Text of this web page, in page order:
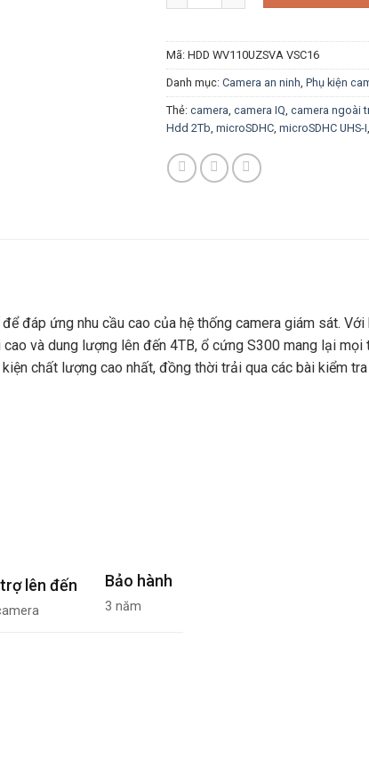
Mã: HDD WV110UZSVA VSC16
Danh mục: Camera an ninh, Phụ kiện
Thẻ: camera, camera IQ, camera ngoài
Hdd 2Tb, microSDHC, microSDHC UHS-I,
đáp ứng nhu cầu cao của hệ thống camera giám sát. Với
và dung lượng lên đến 4TB, ổ cứng S300 mang lại mọi
chất lượng cao nhất, đồng thời trải qua các bài kiểm tra
lên đến Bảo hành
3 năm